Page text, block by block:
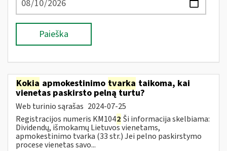
Paieška
Kokia apmokestinimo tvarka taikoma, kai
vienetas paskirsto pelną turtu?
Web turinio sąrašas 2024-07-25
Registracijos numeris KM1042 Ši informacija skelbiama:
Dividendų, išmokamų Lietuvos vienetams,
apmokestinimo tvarka (33 str.) Jei pelno paskirstymo
procese vienetas savo...